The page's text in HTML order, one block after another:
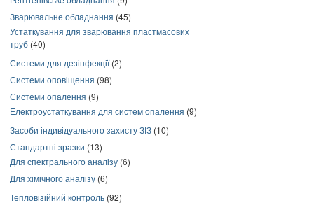
Зварювальне обладнання (45)
Устаткування для зварювання пластмасових
труб (40)
Системи для дезінфекції(2)
Системи оповіщення (98)
Системи опалення (9)
Електроустаткування для систем опалення (9)
Засоби індивідуального захисту ЗІЗ (10)
Стандартні зразки (13)
Для спектрального аналізу (6)
Для хімічного аналізу (6)
Тепловізійний контроль (92)